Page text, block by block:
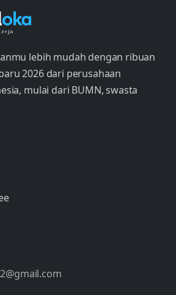
lebih mudah dengan ribuan
2026 dari perusahaan
mulai dari BUMN, swasta